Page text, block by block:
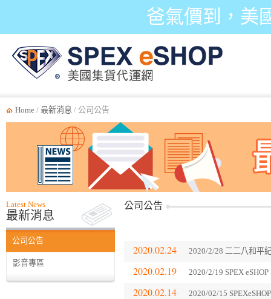
爸氣價到，美
Home / 最新消息 / 公司公告
Latest News
最新消息
公司公告
影音專區
公司公告
2020.02.24 2020/2/28 二二八和平
2020.02.19 2020/2/19 SPEX
2020.02.14 2020/02/15